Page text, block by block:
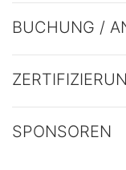
BUCHUNG /
SPONSOREN